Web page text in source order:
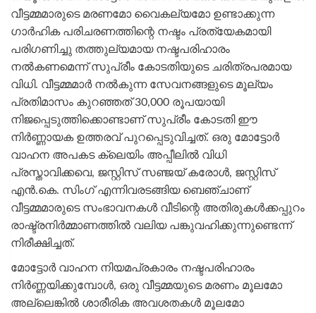
വീട്ടമ്മമാരുടെ മരണമോ വൈകല്യമോ ഉണ്ടാക്കുന്ന
ഗാർഹിക പരിചരണത്തിന്റെ നഷ്ടം പ്രത്യേകമായി
പരിഗണിച്ചു തത്തുല്യമായ നഷ്ടപരിഹാരം
നൽകണമെന്ന് സുപ്രീം കോടതിയുടെ ചരിത്രപരമായ
വിധി. വീട്ടമ്മമാർ നൽകുന്ന സേവനങ്ങളുടെ മൂല്യം
പ്രതിമാസം കുറഞ്ഞത് 30,000 രൂപയായി
നിജപ്പെടുത്തിക്കൊണ്ടാണ് സുപ്രീം കോടതി ഈ
നിർണ്ണായക ഉത്തരവ് പുറപ്പെടുവിച്ചത്. ഒരു മോട്ടോർ
വാഹന അപകട ക്ലെയിം അപ്പീലിൽ വിധി
പ്രസ്താവിക്കവെ, ജസ്റ്റിസ് സഞ്ജയ് കരോൾ, ജസ്റ്റിസ്
എൻ.കെ. സിംഗ് എന്നിവരടങ്ങിയ ബെഞ്ചാണ്
വീട്ടമ്മമാരുടെ സംഭാവനകൾ വീടിന്റെ അതിരുകൾക്കപ്പുറം
രാഷ്ട്രനിർമ്മാണത്തിൽ വലിയ പങ്കുവഹിക്കുന്നുണ്ടെന്ന്
നിരീക്ഷിച്ചത്.
മോട്ടോർ വാഹന നിയമപ്രകാരം നഷ്ടപരിഹാരം
നിർണ്ണയിക്കുമ്പോൾ, ഒരു വീട്ടമ്മയുടെ മരണം മൂലമോ
അല്ലെങ്കിൽ ശാരീരിക അവശതകൾ മൂലമോ